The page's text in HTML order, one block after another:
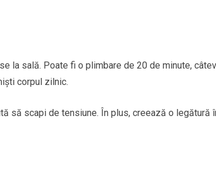
la sală. Poate fi o plimbare de 20 de minute,
corpul zilnic.
să scapi de tensiune. În plus, creează o legătură